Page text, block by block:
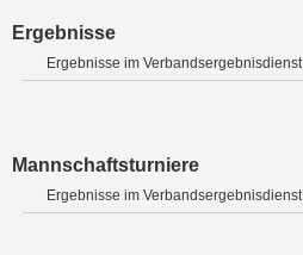
Ergebnisse
Ergebnisse im Verbandsergebnisdienst
Mannschaftsturniere
Ergebnisse im Verbandsergebnisdienst